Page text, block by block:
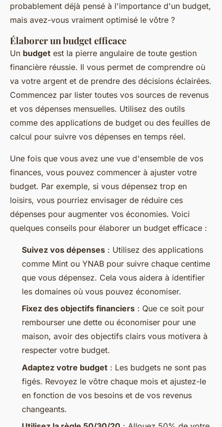
probablement déjà pensé à l'importance d'un budget,
mais avez-vous vraiment optimisé le vôtre ?
Élaborer un budget efficace
Un budget est la pierre angulaire de toute gestion
financière réussie. Il vous permet de comprendre où
va votre argent et de prendre des décisions éclairées.
Commencez par lister toutes vos sources de revenus
et vos dépenses mensuelles. Utilisez des outils
comme des applications de budget ou des feuilles de
calcul pour suivre vos dépenses en temps réel.
Une fois que vous avez une vue d'ensemble de vos
finances, vous pouvez commencer à ajuster votre
budget. Par exemple, si vous dépensez trop en
loisirs, vous pourriez envisager de réduire ces
dépenses pour augmenter vos économies. Voici
quelques conseils pour élaborer un budget efficace :
Suivez vos dépenses : Utilisez des applications
comme Mint ou YNAB pour suivre chaque centime
que vous dépensez. Cela vous aidera à identifier
les domaines où vous pouvez économiser.
Fixez des objectifs financiers : Que ce soit pour
rembourser une dette ou économiser pour une
maison, avoir des objectifs clairs vous motivera à
respecter votre budget.
Adaptez votre budget : Les budgets ne sont pas
figés. Revoyez le vôtre chaque mois et ajustez-le
en fonction de vos besoins et de vos revenus
changeants.